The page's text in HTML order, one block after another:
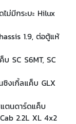
ม่มีกระบะ Hilux
1.9, ต่อตู้แห้
SC S6MT, SC
ซิงเกิ้ลแค็บ GLX
ตนดาร์ดแค็บ
2.2L XL 4x2